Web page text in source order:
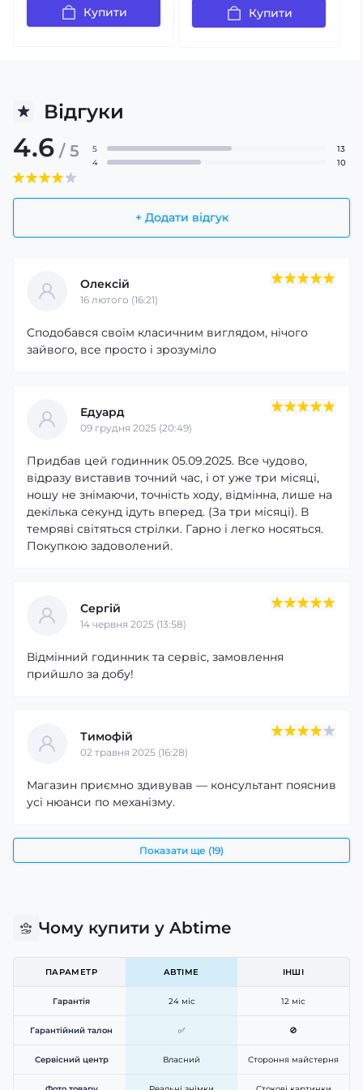
Купити Купити
Відгуки
4.6 / 5
+ Додати відгук
5
13
4
10
Олексій
16 лютого (16:21)
Сподобався своїм класичним виглядом, нічого
зайвого, все просто і зрозуміло
Едуард
09 грудня 2025 (20:49)
Придбав цей годинник 05.09.2025. Все чудово,
відразу виставив точний час, і от уже три місяці,
ношу не знімаючи, точність ходу, відмінна, лише на
декілька секунд ідуть вперед. (За три місяці). В
темряві світяться стрілки. Гарно і легко носяться.
Покупкою задоволений.
Сергій
14 червня 2025 (13:58)
Відмінний годинник та сервіс, замовлення
прийшло за добу!
Тимофій
02 травня 2025 (16:28)
Магазин приємно здивував — консультант пояснив
усі нюанси по механізму.
Показати ще (19)
Чому купити у Abtime
ПАРАМЕТР ABTIME ІНШІ
Гарантія 24 міс 12 міс
Гарантійний талон ✅ 🚫
Сервісний центр Власний Стороння майстерня